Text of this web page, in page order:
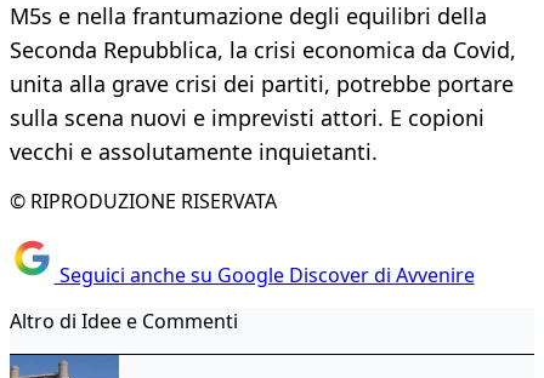
M5s e nella frantumazione degli equilibri della
Seconda Repubblica, la crisi economica da Covid,
unita alla grave crisi dei partiti, potrebbe portare
sulla scena nuovi e imprevisti attori. E copioni
vecchi e assolutamente inquietanti.
© RIPRODUZIONE RISERVATA
Seguici anche su Google Discover di Avvenire
Altro di Idee e Commenti